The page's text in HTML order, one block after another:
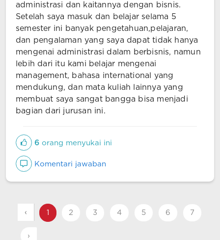
administrasi dan kaitannya dengan bisnis.
Setelah saya masuk dan belajar selama 5
semester ini banyak pengetahuan,pelajaran,
dan pengalaman yang saya dapat tidak hanya
mengenai administrasi dalam berbisnis, namun
lebih dari itu kami belajar mengenai
management, bahasa international yang
mendukung, dan mata kuliah lainnya yang
membuat saya sangat bangga bisa menjadi
bagian dari jurusan ini.
6 orang menyukai ini
Komentari jawaban
‹ 1 2 3 4 5 6 7
›